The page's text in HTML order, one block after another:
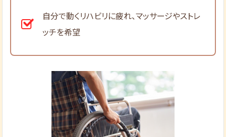
自分で動くリハビリに疲れ、マッサージやストレ
ッチを希望